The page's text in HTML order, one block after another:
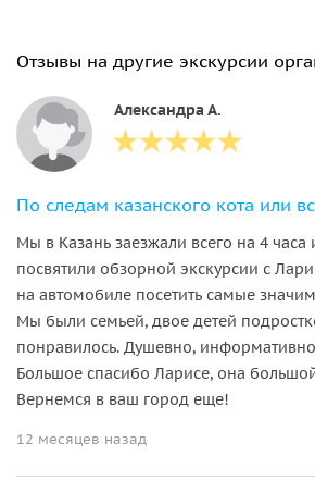
Отзывы на другие экскурсии
Александра А.
Мы в Казань заезжали всего на 4 часа
посвятили обзорной экскурсии с
на автомобиле посетить самые
Мы были семьей, двое детей
понравилось. Душевно,
Большое спасибо Ларисе, она
Вернемся в ваш город еще!
12 месяцев назад